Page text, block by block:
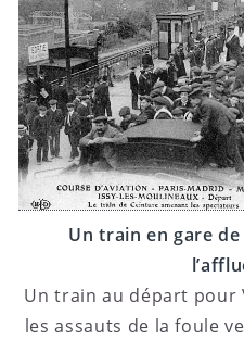
Un train en gare
Un train au départ pour
les assauts de la foule